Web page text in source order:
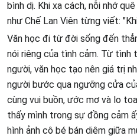
bình dị. Khi xa cách, nỗi nhớ
như Chế Lan Viên từng viết:
Văn học đi từ đời sống đến
nói riêng của tình cảm. Từ
người, văn học tạo nên giá trị
người bước qua ngưỡng cửa
cùng vui buồn, ước mơ và lo
thấy mình trong sự đồng cảm
hình ảnh cô bé bán diêm giữa